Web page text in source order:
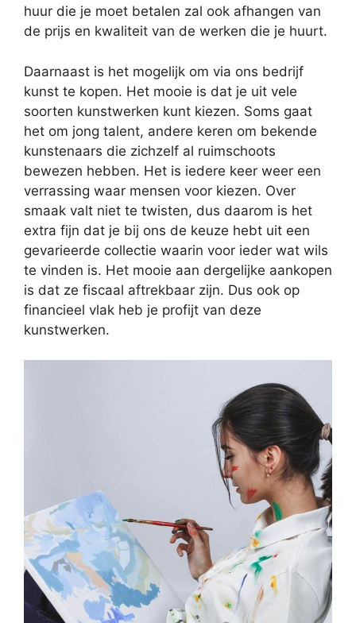
huur die je moet betalen zal ook afhangen van
de prijs en kwaliteit van de werken die je huurt.
Daarnaast is het mogelijk om via ons bedrijf
kunst te kopen. Het mooie is dat je uit vele
soorten kunstwerken kunt kiezen. Soms gaat
het om jong talent, andere keren om bekende
kunstenaars die zichzelf al ruimschoots
bewezen hebben. Het is iedere keer weer een
verrassing waar mensen voor kiezen. Over
smaak valt niet te twisten, dus daarom is het
extra fijn dat je bij ons de keuze hebt uit een
gevarieerde collectie waarin voor ieder wat wils
te vinden is. Het mooie aan dergelijke aankopen
is dat ze fiscaal aftrekbaar zijn. Dus ook op
financieel vlak heb je profijt van deze
kunstwerken.